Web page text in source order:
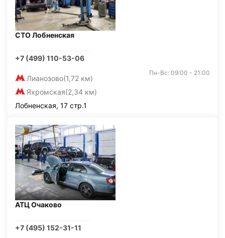
СТО Лобненская
+7 (499) 110-53-06
Лианозово(1,72 км)
Яхромская(2,34 км)
Пн-Вс: 09:00 - 21:00
Лобненская, 17 стр.1
АТЦ Очаково
+7 (495) 152-31-11